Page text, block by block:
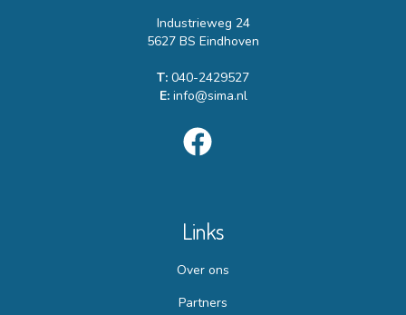
Industrieweg 24
5627 BS Eindhoven
T: 040-2429527
E: info@sima.nl
Links
Over ons
Partners